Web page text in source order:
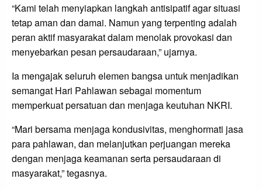
“Kami telah menyiapkan langkah antisipatif agar situasi
tetap aman dan damai. Namun yang terpenting adalah
peran aktif masyarakat dalam menolak provokasi dan
menyebarkan pesan persaudaraan,” ujarnya.
Ia mengajak seluruh elemen bangsa untuk menjadikan
semangat Hari Pahlawan sebagai momentum
memperkuat persatuan dan menjaga keutuhan NKRI.
“Mari bersama menjaga kondusivitas, menghormati jasa
para pahlawan, dan melanjutkan perjuangan mereka
dengan menjaga keamanan serta persaudaraan di
masyarakat,” tegasnya.